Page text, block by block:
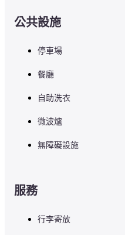
公共設施
停車場
餐廳
自助洗衣
微波爐
無障礙設施
服務
行李寄放